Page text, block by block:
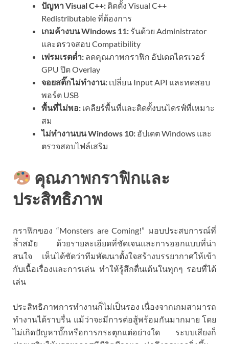
ปัญหา Visual C++: ติดตั้ง Visual C++
Redistributable ที่ต้องการ
เกมค้างบน Windows 11: รันด้วย Administrator
และตรวจสอบ Compatibility
เฟรมเรตต่ำ: ลดคุณภาพกราฟิก อัปเดตไดรเวอร์
GPU ปิด Overlay
จอยสติ๊กไม่ทำงาน: เปลี่ยน Input API และทดสอบ
พอร์ต USB
พื้นที่ไม่พอ: เคลียร์พื้นที่และติดตั้งบนไดรฟ์ที่เหมาะ
สม
ไม่ทำงานบน Windows 10: อัปเดต Windows และ
ตรวจสอบไฟล์เสริม
คุณภาพกราฟิกและ
ประสิทธิภาพ
กราฟิกของ “Monsters are Coming!” มอบประสบการณ์ที่
ล้ำสมัย ด้วยรายละเอียดที่ชัดเจนและการออกแบบที่น่า
สนใจ เห็นได้ชัดว่าทีมพัฒนาตั้งใจสร้างบรรยากาศให้เข้า
กับเนื้อเรื่องและการเล่น ทำให้รู้สึกตื่นเต้นในทุกๆ รอบที่ได้
เล่น
ประสิทธิภาพการทำงานก็ไม่เป็นรอง เนื่องจากเกมสามารถ
ทำงานได้ราบรื่น แม้ว่าจะมีการต่อสู้พร้อมกันมากมาย โดย
ไม่เกิดปัญหาบั๊กหรือการกระตุกแต่อย่างใด ระบบเสียงก็